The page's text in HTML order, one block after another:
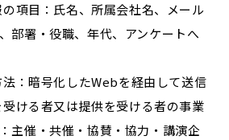
項目：氏名、所属会社名、メール
部署・役職、年代、アンケートへ
：暗号化したWebを経由して送信
ける者又は提供を受ける者の事業
主催・共催・協賛・協力・講演企